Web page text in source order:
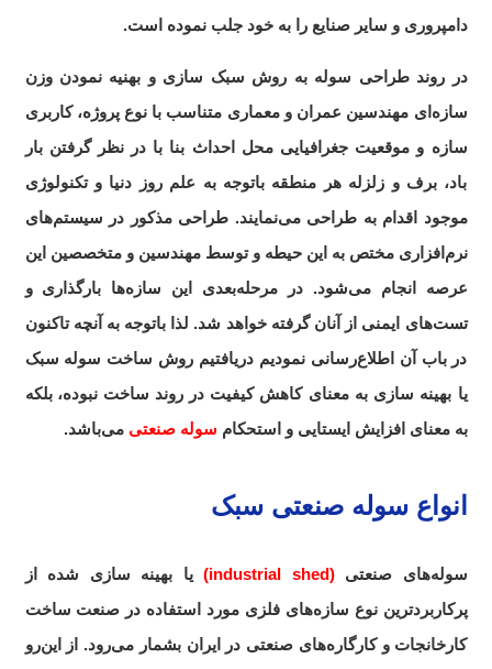
دامپروری و سایر صنایع را به خود جلب نموده است.
در روند طراحی سوله به روش سبک سازی و بهنیه نمودن وزن
سازه‌ای مهندسین عمران و معماری متناسب با نوع پروژه، کاربری
سازه و موقعیت جغرافیایی محل احداث بنا با در نظر گرفتن بار
باد، برف و زلزله هر منطقه باتوجه به علم روز دنیا و تکنولوژی
موجود اقدام به طراحی می‌نمایند. طراحی مذکور در سیستم‌های
نرم‌افزاری مختص به این حیطه و توسط مهندسین و متخصصین این
عرصه انجام می‌شود. در مرحله‌بعدی این سازه‌ها بارگذاری و
تست‌های ایمنی از آنان گرفته خواهد شد. لذا باتوجه به آنچه تاکنون
در باب آن اطلاع‌رسانی نمودیم دریافتیم روش ساخت سوله سبک
یا بهینه‌ سازی به معنای کاهش کیفیت در روند ساخت نبوده، .بلکه
به معنای افزایش ایستایی و استحکام سوله صنعتی می‌باشد.
انواع سوله صنعتی سبک
سوله‌های صنعتی(industrial shed)
یا بهینه‌ سازی شده از
پرکاربردترین نوع سازه‌های فلزی مورد استفاده در صنعت ساخت
کارخانجات و کارگاره‌های صنعتی در ایران بشمار می‌رود. از این‌رو